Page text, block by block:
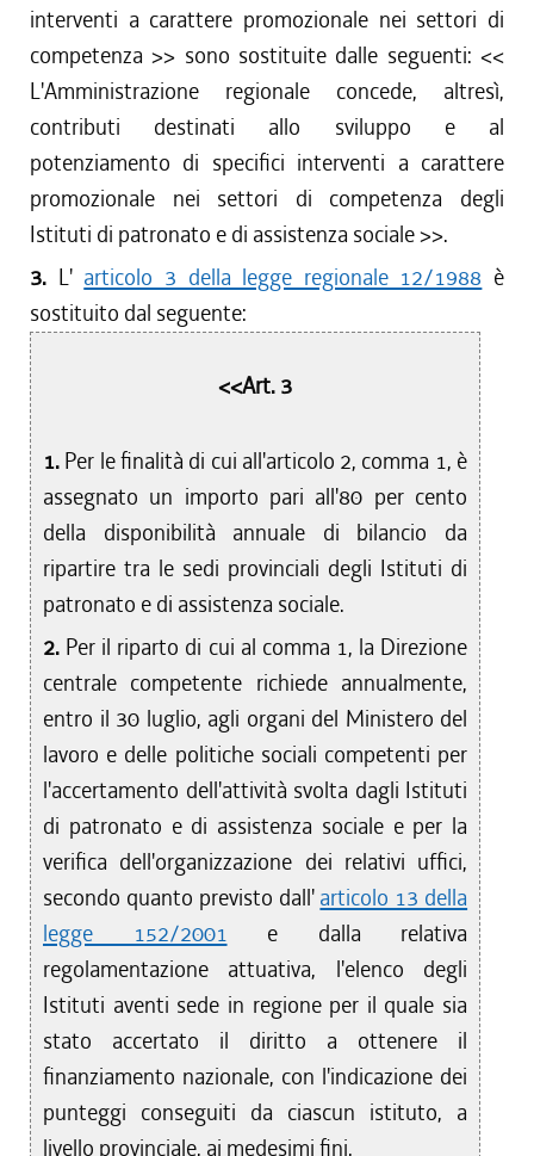
interventi a carattere promozionale nei settori di
competenza >> sono sostituite dalle seguenti: <<
L'Amministrazione regionale concede, altresì,
contributi destinati allo sviluppo e al
potenziamento di specifici interventi a carattere
promozionale nei settori di competenza degli
Istituti di patronato e di assistenza sociale>>.
3. L' articolo 3 della legge regionale 12/1988 è
sostituito dal seguente:
<<Art. 3
1. Per le finalità di cui all'articolo 2, comma 1, è
assegnato un importo pari all'80 per cento
della disponibilità annuale di bilancio da
ripartire tra le sedi provinciali degli Istituti di
patronato e di assistenza sociale.
2. Per il riparto di cui al comma 1, la Direzione
centrale competente richiede annualmente,
entro il 30 luglio, agli organi del Ministero del
lavoro e delle politiche sociali competenti per
l'accertamento dell'attività svolta dagli Istituti
di patronato e di assistenza sociale e per la
verifica dell'organizzazione dei relativi uffici,
secondo quanto previsto dall' articolo 13 della
legge 152/2001 e dalla relativa
regolamentazione attuativa, l'elenco degli
Istituti aventi sede in regione per il quale sia
stato accertato il diritto a ottenere il
finanziamento nazionale, con l'indicazione dei
punteggi conseguiti da ciascun istituto, a
livello provinciale, ai medesimi fini.